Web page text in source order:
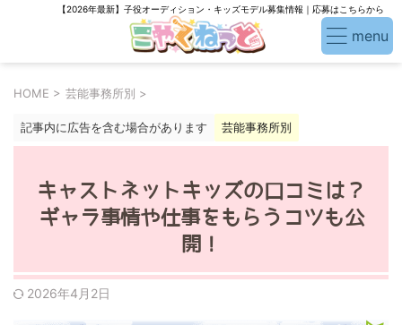
【2026年最新】子役オーディション・キッズモデル募集情報｜応募はこちらから
HOME > 芸能事務所別 >
記事内に広告を含む場合があります 芸能事務所別
キャストネットキッズの口コミは？
ギャラ事情や仕事をもらうコツも公
開！
2026年4月2日